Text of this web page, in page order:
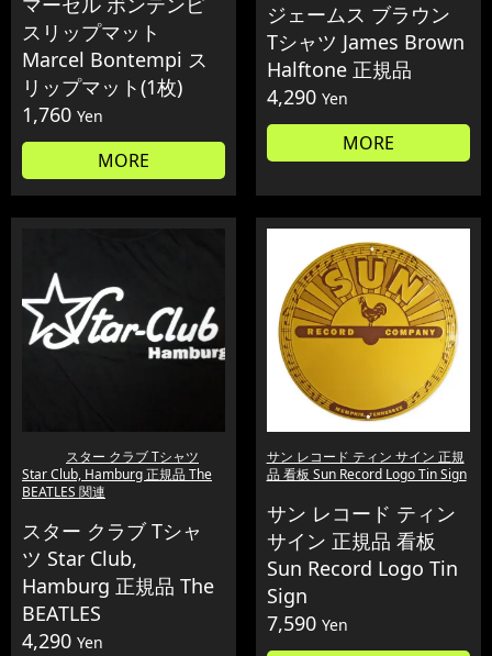
スリップマット
Marcel Bontempi ス
リップマット(1枚)
1,760 Yen
MORE
ジェームス ブラウン
Tシャツ James Brown
Halftone 正規品
4,290 Yen
MORE
スター クラブ Tシャツ
Star Club, Hamburg 正規品 The
BEATLES 関連
スター クラブ Tシャ
ツ Star Club,
Hamburg 正規品 The
BEATLES
4,290 Yen
サン レコード ティン サイン 正規
品 看板 Sun Record Logo Tin Sign
サン レコード ティン
サイン 正規品 看板
Sun Record Logo Tin
Sign
7,590 Yen